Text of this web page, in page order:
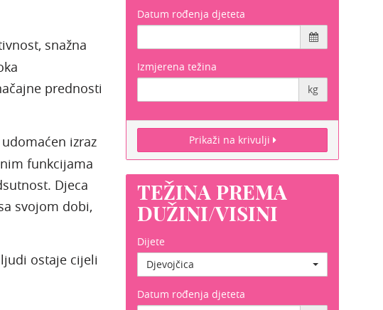
snažna
prednosti
izraz
funkcijama
Djeca
svojom dobi,
ostaje cijeli
Datum rođenja djeteta
Izmjerena težina
kg
Prikaži na krivulji
TEŽINA PREMA
DUŽINI/VISINI
Dijete
Djevojčica
Datum rođenja djeteta